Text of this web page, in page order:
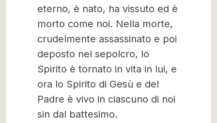
eterno, è nato, ha vissuto ed è
morto come noi. Nella morte,
crudelmente assassinato e poi
deposto nel sepolcro, lo
Spirito è tornato in vita in lui, e
ora lo Spirito di Gesù e del
Padre è vivo in ciascuno di noi
sin dal battesimo.